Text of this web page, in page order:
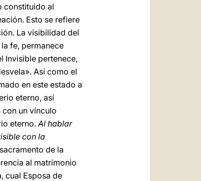
constituido al
Esto se refiere
La visibilidad del
fe, permanece
Invisible pertenece,
Así como el
en este estado a
eterno, así
un vínculo
eterno.Al hablar
con la
de la
al matrimonio
cual Esposa de